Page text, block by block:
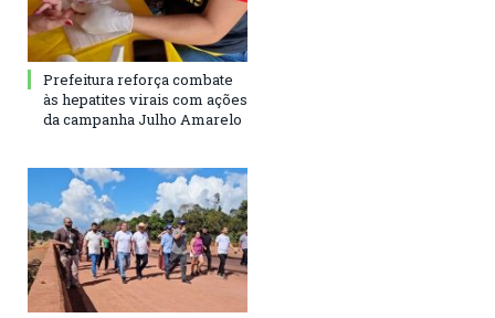
Prefeitura reforça combate
às hepatites virais com ações
da campanha Julho Amarelo